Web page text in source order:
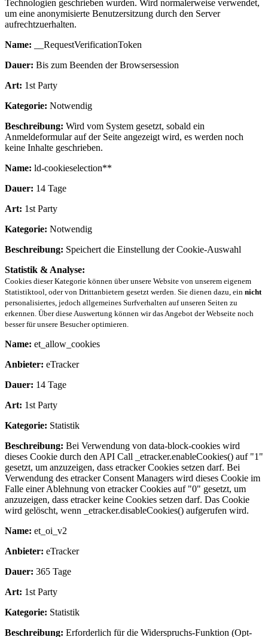
Technologien geschrieben wurden. Wird normalerweise verwendet,
um eine anonymisierte Benutzersitzung durch den Server
aufrechtzuerhalten.
Name: __RequestVerificationToken
Dauer: Bis zum Beenden der Browsersession
Art: 1st Party
Kategorie: Notwendig
Beschreibung: Wird vom System gesetzt, sobald ein
Anmeldeformular auf der Seite angezeigt wird, es werden noch
keine Inhalte geschrieben.
Name: ld-cookieselection**
Dauer: 14 Tage
Art: 1st Party
Kategorie: Notwendig
Beschreibung: Speichert die Einstellung der Cookie-Auswahl
Statistik & Analyse:
Cookies dieser Kategorie können über unsere Website von unserem eigenem
Statistiktool, oder von Drittanbietern gesetzt werden. Sie dienen dazu, ein nicht
personalisiertes, jedoch allgemeines Surfverhalten auf unseren Seiten zu
erkennen. Über diese Auswertung können wir das Angebot der Webseite noch
besser für unsere Besucher optimieren.
Name: et_allow_cookies
Anbieter: eTracker
Dauer: 14 Tage
Art: 1st Party
Kategorie: Statistik
Beschreibung: Bei Verwendung von data-block-cookies wird
dieses Cookie durch den API Call _etracker.enableCookies() auf "1"
gesetzt, um anzuzeigen, dass etracker Cookies setzen darf. Bei
Verwendung des etracker Consent Managers wird dieses Cookie im
Falle einer Ablehnung von etracker Cookies auf "0" gesetzt, um
anzuzeigen, dass etracker keine Cookies setzen darf. Das Cookie
wird gelöscht, wenn _etracker.disableCookies() aufgerufen wird.
Name: et_oi_v2
Anbieter: eTracker
Dauer: 365 Tage
Art: 1st Party
Kategorie: Statistik
Beschreibung: Erforderlich für die Widerspruchs-Funktion (Opt-